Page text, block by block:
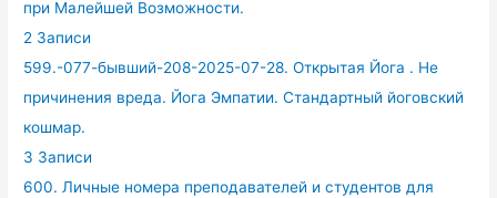
при Малейшей Возможности.
2 Записи
599.-077-бывший-208-2025-07-28. Открытая Йога . Не
причинения вреда. Йога Эмпатии. Стандартный йоговский
кошмар.
3 Записи
600. Личные номера преподавателей и студентов для